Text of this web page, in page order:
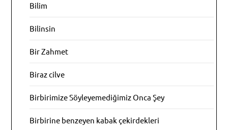
Bilim
Bilinsin
Bir Zahmet
Biraz cilve
Birbirimize Söyleyemediğimiz Onca Şey
Birbirine benzeyen kabak çekirdekleri